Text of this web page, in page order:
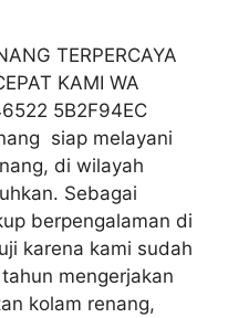
TERPERCAYA
KAMI WA
5B2F94EC
siap melayani
di wilayah
Sebagai
berpengalaman di
karena kami sudah
mengerjakan
kolam renang,